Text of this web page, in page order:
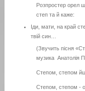
Розпростер орел
степ та й каже:
Іди, мати, на край
твій син…
(Звучить пісня
музика Анатолія
Степом, степом
Степом, степом -